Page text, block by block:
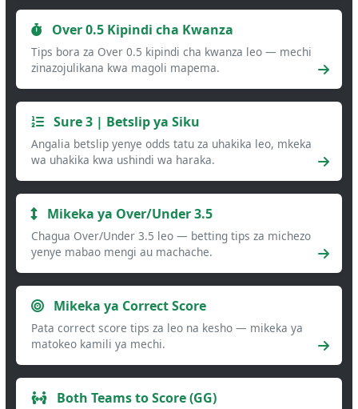
Over 0.5 Kipindi cha Kwanza
Tips bora za Over 0.5 kipindi cha kwanza leo — mechi
zinazojulikana kwa magoli mapema.
Sure 3 | Betslip ya Siku
Angalia betslip yenye odds tatu za uhakika leo, mkeka
wa uhakika kwa ushindi wa haraka.
Mikeka ya Over/Under 3.5
Chagua Over/Under 3.5 leo — betting tips za michezo
yenye mabao mengi au machache.
Mikeka ya Correct Score
Pata correct score tips za leo na kesho — mikeka ya
matokeo kamili ya mechi.
Both Teams to Score (GG)